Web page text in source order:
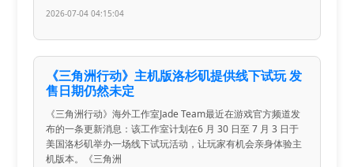
2026-07-04 04:15:04
《三角洲行动》主机版洛杉矶提供线下试玩 发
售日期仍然未定
《三角洲行动》海外工作室Jade Team最近在游戏官方频道发
布的一条更新消息：该工作室计划在6 月 30 日至 7 月 3 日于
美国洛杉矶举办一场线下试玩活动，让玩家有机会亲身体验主
机版本。《三角洲